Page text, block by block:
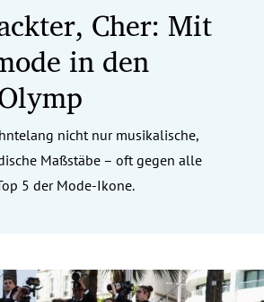
Cher: Mit
in den
nicht nur musikalische,
Maßstäbe – oft gegen alle
5 der Mode-Ikone.